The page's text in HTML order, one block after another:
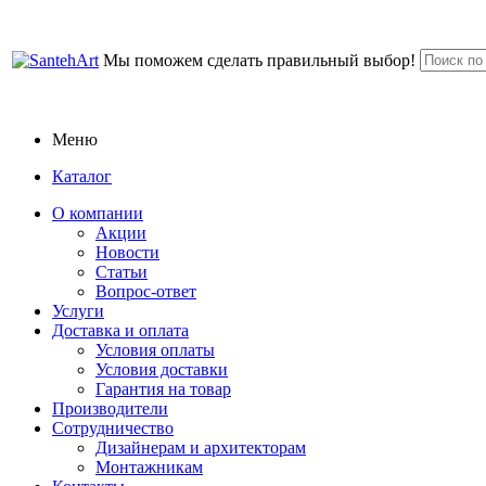
Мы поможем сделать правильный выбор!
Меню
Каталог
О компании
Акции
Новости
Статьи
Вопрос-ответ
Услуги
Доставка и оплата
Условия оплаты
Условия доставки
Гарантия на товар
Производители
Сотрудничество
Дизайнерам и архитекторам
Монтажникам